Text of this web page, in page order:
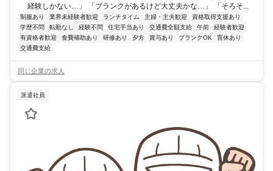
経験しかない…」 「ブランクがあるけど大丈夫かな…」 「そろそ...
制服あり 業界未経験者歓迎 ランチタイム 主婦・主夫歓迎
資格取得支援あり
学歴不問
転勤なし 経験不問 住宅手当あり 交通費全額支給 午前
経験者歓迎
有資格者歓迎
食費補助あり 研修あり 夕方 賞与あり ブランクOK
育休あり
交通費支給
同じ企業の求人
派遣社員